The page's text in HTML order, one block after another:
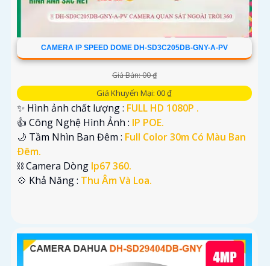
CAMERA IP SPEED DOME DH-SD3C205DB-GNY-A-PV
Giá Bán: 00 ₫
Giá Khuyến Mại: 00 ₫
✨ Hình ảnh chất lượng : FULL HD 1080P .
👍 Công Nghệ Hình Ảnh : IP POE.
🌙 Tầm Nhìn Ban Đêm : Full Color 30m Có Màu Ban
Ðêm.
⛓ Camera Dòng Ip67 360.
️💠 Khả Năng : Thu Âm Và Loa.